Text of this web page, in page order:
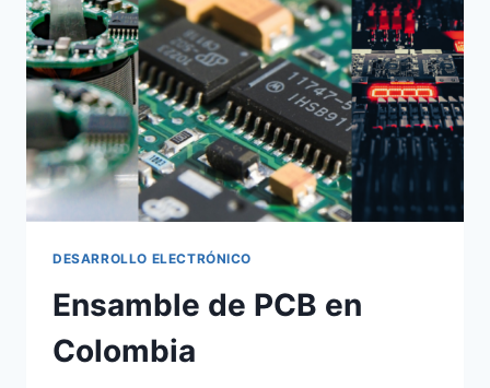
DESARROLLO ELECTRÓNICO
Ensamble de PCB en
Colombia